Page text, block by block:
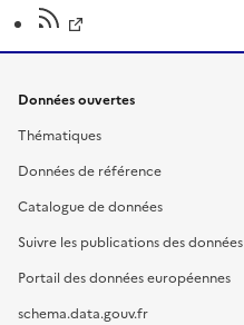
Données ouvertes
Thématiques
Données de référence
Catalogue de données
Suivre les publications des données
Portail des données européennes
schema.data.gouv.fr